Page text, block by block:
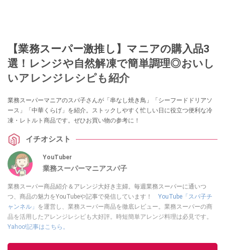
【業務スーパー激推し】マニアの購入品3
選！レンジや自然解凍で簡単調理◎おいし
いアレンジレシピも紹介
業務スーパーマニアのスパ子さんが「串なし焼き鳥」「シーフードドリアソ
ース」「中華くらげ」を紹介。ストックしやすく忙しい日に役立つ便利な冷
凍・レトルト商品です。ぜひお買い物の参考に！
イチオシスト
YouTuber
業務スーパーマニアスパ子
業務スーパー商品紹介＆アレンジ大好き主婦。毎週業務スーパーに通いつ
つ、商品の魅力をYouTubeや記事で発信しています！ YouTube「スパ子チ
ャンネル」 を運営し、業務スーパー商品を徹底レビュー。業務スーパーの商
品を活用したアレンジレシピも大好評。時短簡単アレンジ料理は必見です。
Yahoo!記事はこちら。
このイチオシストの他の記事を読む